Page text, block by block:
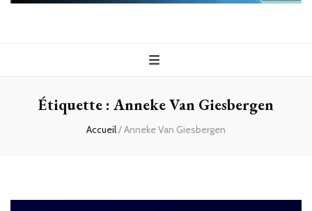
Raoul le
blog
Étiquette : Anneke Van Giesbergen
Accueil/Anneke Van Giesbergen